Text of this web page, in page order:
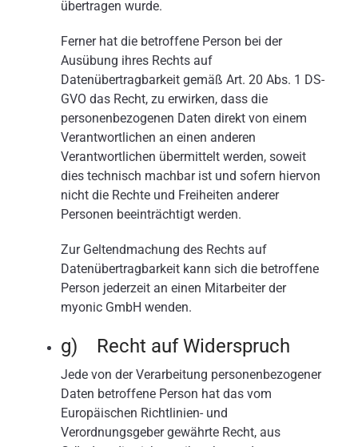
übertragen wurde.
Ferner hat die betroffene Person bei der
Ausübung ihres Rechts auf
Datenübertragbarkeit gemäß Art. 20 Abs. 1 DS-
GVO das Recht, zu erwirken, dass die
personenbezogenen Daten direkt von einem
Verantwortlichen an einen anderen
Verantwortlichen übermittelt werden, soweit
dies technisch machbar ist und sofern hiervon
nicht die Rechte und Freiheiten anderer
Personen beeinträchtigt werden.
Zur Geltendmachung des Rechts auf
Datenübertragbarkeit kann sich die betroffene
Person jederzeit an einen Mitarbeiter der
myonic GmbH wenden.
g) Recht auf Widerspruch
Jede von der Verarbeitung personenbezogener
Daten betroffene Person hat das vom
Europäischen Richtlinien- und
Verordnungsgeber gewährte Recht, aus